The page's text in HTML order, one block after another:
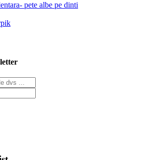
pete albe pe dinti